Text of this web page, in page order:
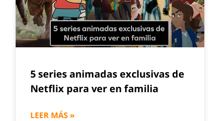
5 series animadas exclusivas de
Netflix para ver en familia
LEER MÁS »